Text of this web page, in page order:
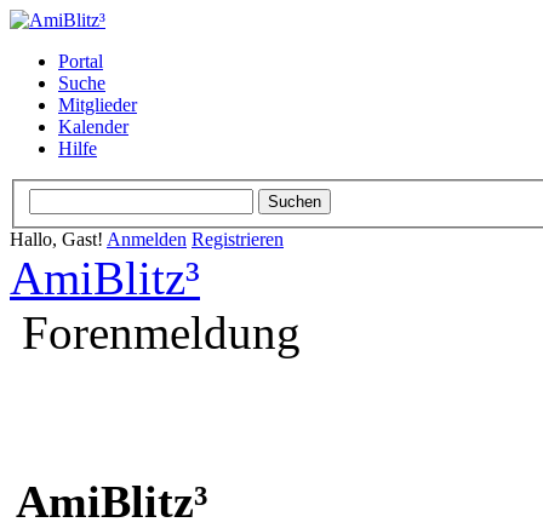
Portal
Suche
Mitglieder
Kalender
Hilfe
Hallo, Gast! Anmelden Registrieren
AmiBlitz³
Forenmeldung
AmiBlitz³